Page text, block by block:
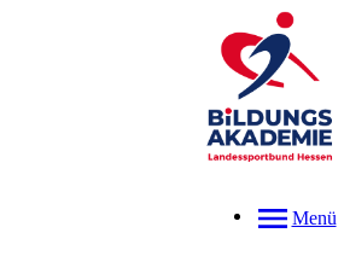
Menü